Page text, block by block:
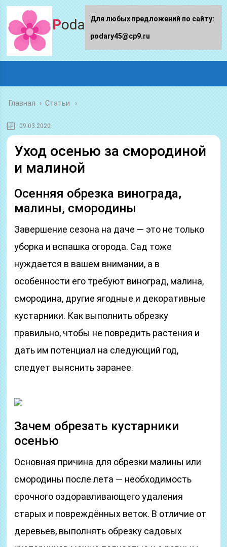
Podary45.ru
Главная › Статьи
09.03.2020
Уход осенью за смородиной
и малиной
Осенняя обрезка винограда,
малины, смородины
Завершение сезона на даче — это не только
уборка и вспашка огорода. Сад тоже
нуждается в вашем внимании, а в
особенности его требуют виноград, малина,
смородина, другие ягодные и декоративные
кустарники. Как выполнить обрезку
правильно, чтобы не повредить растения и
дать им потенциал на следующий год,
следует выяснить заранее.
Зачем обрезать кустарники
осенью
Основная причина для обрезки малины или
смородины после лета — необходимость
срочного оздоравливающего удаления
старых и повреждённых веток. В отличие от
деревьев, выполнять обрезку садовых
Для любых предложений по сайту:
podary45@cp9.ru